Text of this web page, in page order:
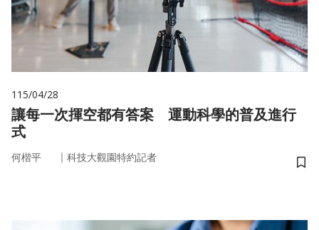
115/04/28
讓每一次揮空都有答案 運動科學的普及進行
式
何楷平 ｜ 科技大觀園特約記者
儲